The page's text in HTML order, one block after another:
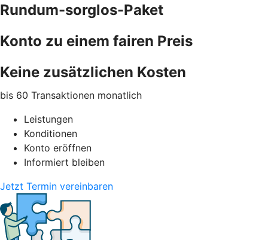
Rundum-sorglos-Paket
Konto zu einem fairen Preis
Keine zusätzlichen Kosten
bis 60 Transaktionen monatlich
Leistungen
Konditionen
Konto eröffnen
Informiert bleiben
Jetzt Termin vereinbaren